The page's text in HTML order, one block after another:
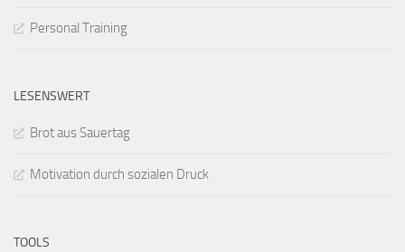
Personal Training
LESENSWERT
Brot aus Sauertag
Motivation durch sozialen Druck
TOOLS